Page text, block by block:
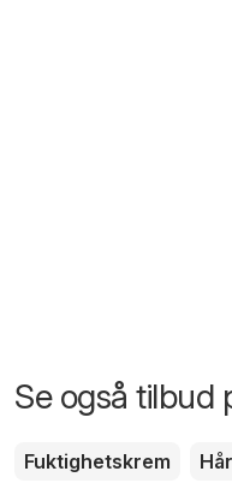
Se også
Fuktighetskrem